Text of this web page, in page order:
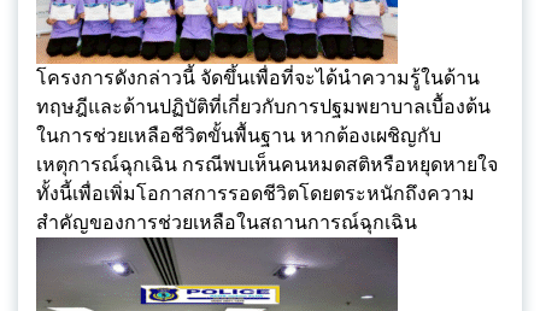
โครงการดังกล่าวนี้ จัดขึ้นเพื่อที่จะได้นำความรู้ในด้าน
ทฤษฎีและด้านปฏิบัติ​ที่เกี่ยวกับการปฐมพยาบาลเบื้องต้น
ในการช่วยเหลือชีวิตขั้นพื้นฐาน​ หากต้องเผชิญกับ
เหตุการณ์ฉุกเฉิน​ กรณีพบเห็นคนหมดสติหรือหยุดหายใจ
ทั้งนี้เพื่อเพิ่มโอกาสการรอดชีวิตโดยตระหนักถึงความ
สำคัญของการช่วยเหลือในสถานการณ์ฉุกเฉิน​